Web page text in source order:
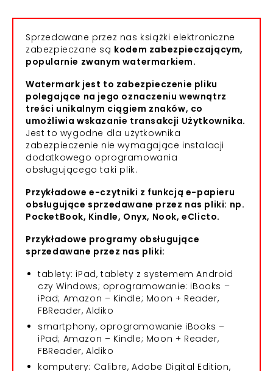
Sprzedawane przez nas książki elektroniczne
zabezpieczane są kodem zabezpieczającym,
popularnie zwanym watermarkiem.
Watermark jest to zabezpieczenie pliku
polegające na jego oznaczeniu wewnątrz
treści unikalnym ciągiem znaków, co
umożliwia wskazanie transakcji Użytkownika.
Jest to wygodne dla użytkownika
zabezpieczenie nie wymagające instalacji
dodatkowego oprogramowania
obsługującego taki plik.
Przykładowe e-czytniki z funkcją e-papieru
obsługujące sprzedawane przez nas pliki: np.
PocketBook, Kindle, Onyx, Nook, eClicto.
Przykładowe programy obsługujące
sprzedawane przez nas pliki:
tablety: iPad, tablety z systemem Android
czy Windows; oprogramowanie: iBooks –
iPad; Amazon – Kindle; Moon + Reader,
FBReader, Aldiko
smartphony, oprogramowanie iBooks –
iPad; Amazon – Kindle; Moon + Reader,
FBReader, Aldiko
komputery: Calibre, Adobe Digital Edition,